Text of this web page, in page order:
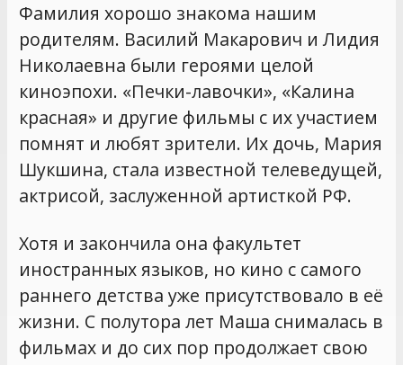
Фамилия хорошо знакома нашим
родителям. Василий Макарович и Лидия
Николаевна были героями целой
киноэпохи. «Печки-лавочки», «Калина
красная» и другие фильмы с их участием
помнят и любят зрители. Их дочь, Мария
Шукшина, стала известной телеведущей,
актрисой, заслуженной артисткой РФ.
Хотя и закончила она факультет
иностранных языков, но кино с самого
раннего детства уже присутствовало в её
жизни. С полутора лет Маша снималась в
фильмах и до сих пор продолжает свою